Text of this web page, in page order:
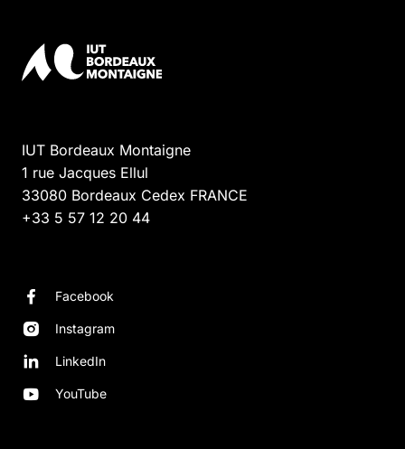
IUT Bordeaux Montaigne
1 rue Jacques Ellul
33080 Bordeaux Cedex FRANCE
+33 5 57 12 20 44
Facebook
Instagram
LinkedIn
YouTube